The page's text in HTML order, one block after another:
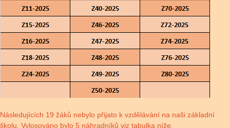
Následujících 19 žáků nebylo přijato k vzdělávání na naši základní
školu. Vylosováno bylo 5 náhradníků viz tabulka níže.